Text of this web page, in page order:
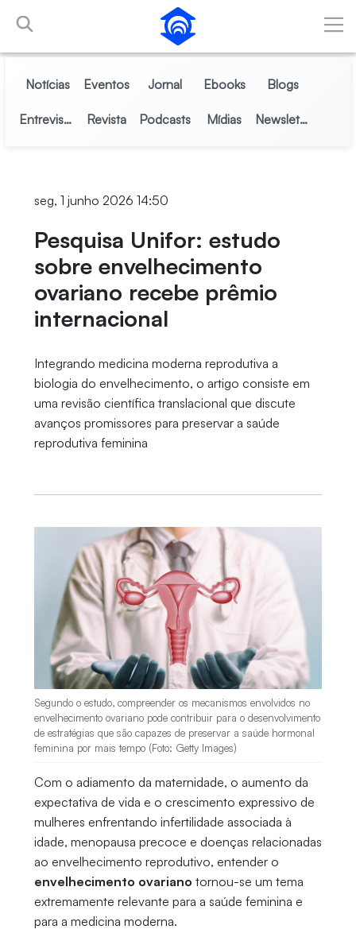
Pular para o Conteúdo principal
Notícias Eventos Jornal Ebooks Blogs
Entrevistas Revista Podcasts Mídias Newsletter
seg, 1 junho 2026 14:50
Pesquisa Unifor: estudo
sobre envelhecimento
ovariano recebe prêmio
internacional
Integrando medicina moderna reprodutiva a
biologia do envelhecimento, o artigo consiste em
uma revisão científica translacional que discute
avanços promissores para preservar a saúde
reprodutiva feminina
Segundo o estudo, compreender os mecanismos envolvidos no
envelhecimento ovariano pode contribuir para o desenvolvimento
de estratégias que são capazes de preservar a saúde hormonal
feminina por mais tempo (Foto: Getty Images)
Com o adiamento da maternidade, o aumento da
expectativa de vida e o crescimento expressivo de
mulheres enfrentando infertilidade associada à
idade, menopausa precoce e doenças relacionadas
ao envelhecimento reprodutivo, entender o
envelhecimento ovariano tornou-se um tema
extremamente relevante para a saúde feminina e
para a medicina moderna.